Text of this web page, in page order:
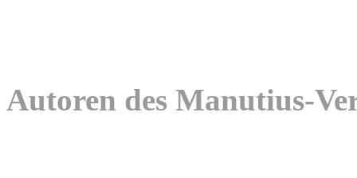
Autoren des Manutius-